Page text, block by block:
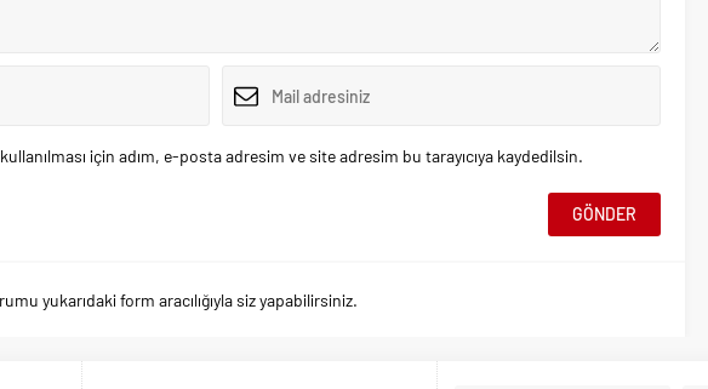
için adım, e-posta adresim ve site adresim bu tarayıcıya kaydedilsin.
yukarıdaki form aracılığıyla siz yapabilirsiniz.